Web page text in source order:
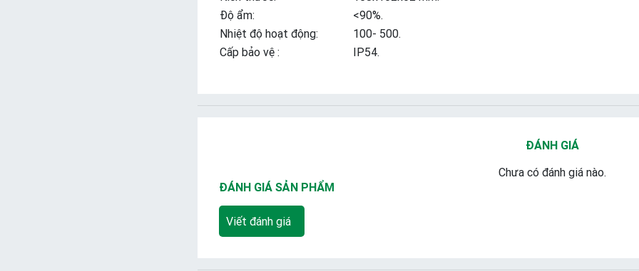
Độ ẩm:
<90%.
Nhiệt độ hoạt động:
100- 500.
Cấp bảo vệ :
IP54.
ĐÁNH GIÁ
Chưa có đánh giá nào.
ĐÁNH GIÁ SẢN PHẨM
Viết đánh giá